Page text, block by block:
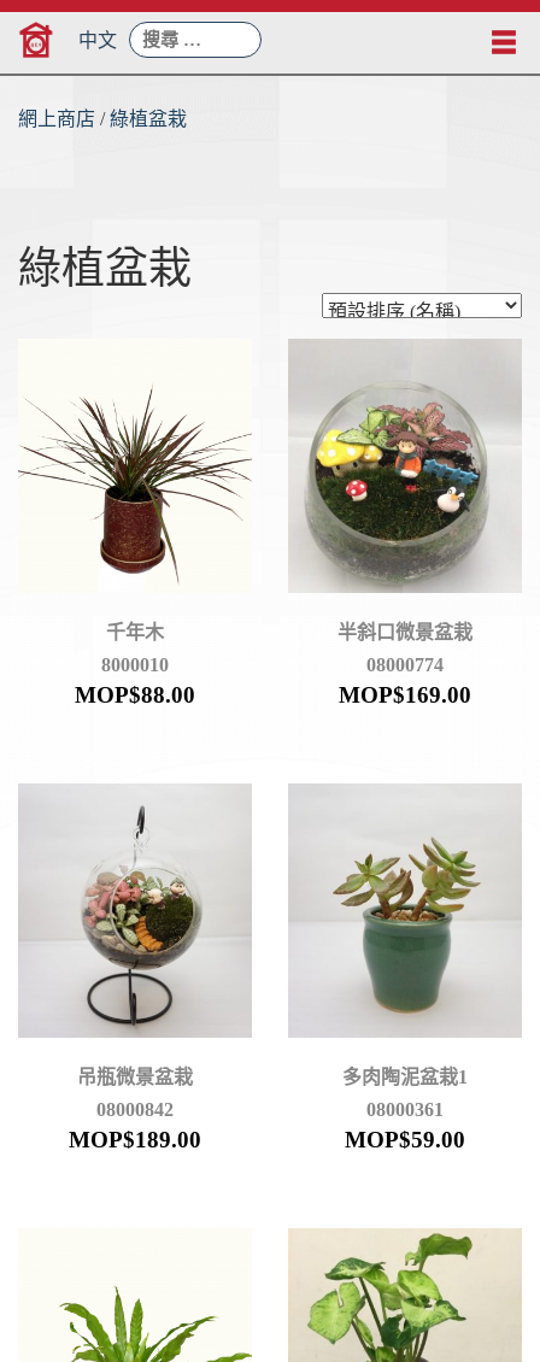
Skip
中文 搜
尋：
網上商店 /綠植盆栽
綠植盆栽
千年木
8000010
MOP$88.00
半斜口微景盆栽
08000774
MOP$169.00
吊瓶微景盆栽
08000842
MOP$189.00
多肉陶泥盆栽1
08000361
MOP$59.00